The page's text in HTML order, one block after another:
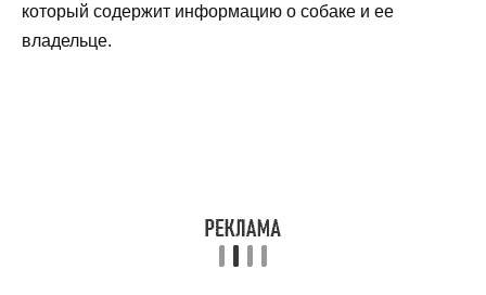
который содержит информацию о собаке и ее
владельце.